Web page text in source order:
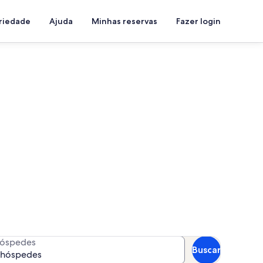
Ajuda Minhas reservas Fazer login
Buscar